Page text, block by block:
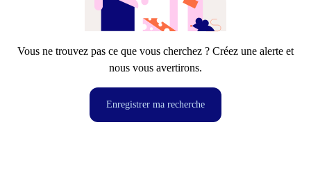
Vous ne trouvez pas ce que vous cherchez ? Créez une alerte et
nous vous avertirons.
Enregistrer ma recherche